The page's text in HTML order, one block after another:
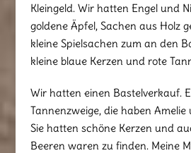
Kleingeld. Wir hatten Engel und
goldene Äpfel, Sachen aus Holz
kleine Spielsachen zum an den
kleine blaue Kerzen und rote
Wir hatten einen Bastelverkauf.
Tannenzweige, die haben
Sie hatten schöne Kerzen und
Beeren waren zu finden. Meine